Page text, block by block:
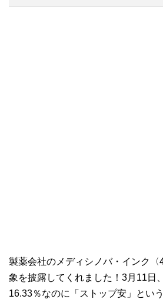
製薬会社のメディシノバ・インク〈
象を披露してくれました！3月11日
16.33％なのに「ストップ安」とい